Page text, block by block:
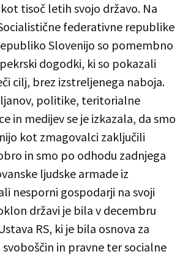
tisoč letih svojo državo. Na
federativne republike
Slovenijo so pomembno
dogodki, ki so pokazali
cilj, brez izstreljenega naboja.
politike, teritorialne
in medijev se je izkazala, da smo
kot zmagovalci zaključili
in smo po odhodu zadnjega
ljudske armade iz
nesporni gospodarji na svoji
državi je bila v decembru
RS, ki je bila osnova za
in pravne ter socialne